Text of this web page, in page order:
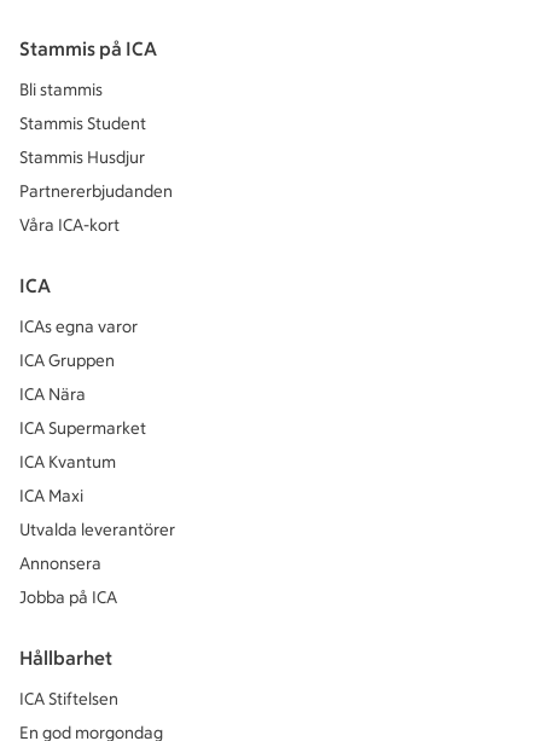
Stammis på ICA
Bli stammis
Stammis Student
Stammis Husdjur
Partnererbjudanden
Våra ICA-kort
ICA
ICAs egna varor
ICA Gruppen
ICA Nära
ICA Supermarket
ICA Kvantum
ICA Maxi
Utvalda leverantörer
Annonsera
Jobba på ICA
Hållbarhet
ICA Stiftelsen
En god morgondag